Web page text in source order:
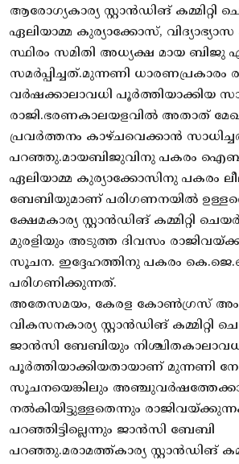
ആരോഗ്യകാര്യ സ്റ്റാൻഡിങ് കമ്മിറ്റി
ഏലിയാമ്മ കുര്യാക്കോസ്,
സ്ഥിരം സമിതി അധ്യക്ഷ മായ ബിജു
സമർപ്പിച്ചത്.മുന്നണി ധാരണപ്രകാരം
വർഷക്കാലാവധി പൂർത്തിയാക്കിയ
രാജി.ഭരണകാലയളവിൽ അതാത്
പ്രവർത്തനം കാഴ്ചവെക്കാൻ
പറഞ്ഞു.മായബിജുവിനു പകരം
ഏലിയാമ്മ കുര്യാക്കോസിനു പകരം
ബേബിയുമാണ് പരിഗണനയിൽ
ക്ഷേമകാര്യ സ്റ്റാൻഡിങ് കമ്മിറ്റി
മുരളിയും അടുത്ത ദിവസം
സൂചന. ഇദ്ദേഹത്തിനു പകരം
പരിഗണിക്കുന്നത്.
അതേസമയം, കേരള കോൺഗ്രസ്
വികസനകാര്യ സ്റ്റാൻഡിങ് കമ്മിറ്റി
ജാൻസി ബേബിയും
പൂർത്തിയാക്കിയതായാണ് മുന്നണി
സൂചനയെങ്കിലും
നൽകിയിട്ടുള്ളതെന്നും
പറഞ്ഞിട്ടില്ലെന്നും ജാൻസി ബേബി
പറഞ്ഞു.മരാമത്ത്കാര്യ സ്റ്റാൻഡിങ്